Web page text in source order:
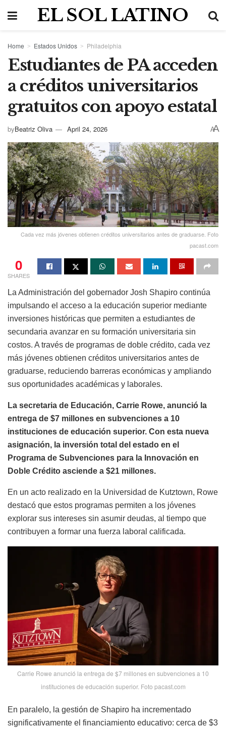
EL SOL LATINO
Home Estados Unidos Philadelphia
Estudiantes de PA acceden
a créditos universitarios
gratuitos con apoyo estatal
byBeatriz Oliva April 24, 2026 AA
Cada vez más jóvenes obtienen créditos universitarios antes de graduarse. Foto
pacast.com
0
SHARES
La Administración del gobernador Josh Shapiro continúa
impulsando el acceso a la educación superior mediante
inversiones históricas que permiten a estudiantes de
secundaria avanzar en su formación universitaria sin
costos. A través de programas de doble crédito, cada vez
más jóvenes obtienen créditos universitarios antes de
graduarse, reduciendo barreras económicas y ampliando
sus oportunidades académicas y laborales.
La secretaria de Educación, Carrie Rowe, anunció la
entrega de $7 millones en subvenciones a 10
instituciones de educación superior. Con esta nueva
asignación, la inversión total del estado en el
Programa de Subvenciones para la Innovación en
Doble Crédito asciende a $21 millones.
En un acto realizado en la Universidad de Kutztown, Rowe
destacó que estos programas permiten a los jóvenes
explorar sus intereses sin asumir deudas, al tiempo que
contribuyen a formar una fuerza laboral calificada.
Carrie Rowe anunció la entrega de $7 millones en subvenciones a 10
instituciones de educación superior. Foto pacast.com
En paralelo, la gestión de Shapiro ha incrementado
significativamente el financiamiento educativo: cerca de $3